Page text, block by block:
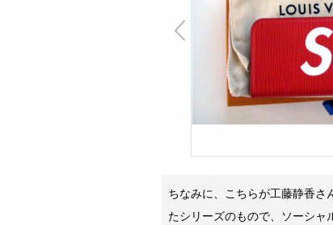
ちなみに、こちらが工藤静香さ
たシリーズのもので、ソーシャ